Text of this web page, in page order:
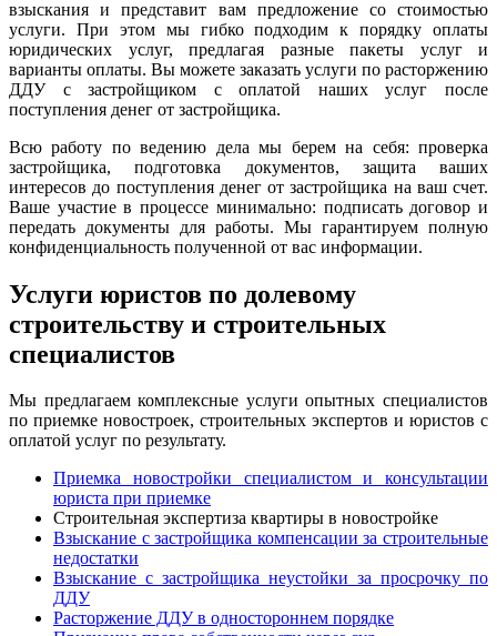
взыскания и представит вам предложение со стоимостью
услуги. При этом мы гибко подходим к порядку оплаты
юридических услуг, предлагая разные пакеты услуг и
варианты оплаты. Вы можете заказать услуги по расторжению
ДДУ с застройщиком с оплатой наших услуг после
поступления денег от застройщика.
Всю работу по ведению дела мы берем на себя: проверка
застройщика, подготовка документов, защита ваших
интересов до поступления денег от застройщика на ваш счет.
Ваше участие в процессе минимально: подписать договор и
передать документы для работы. Мы гарантируем полную
конфиденциальность полученной от вас информации.
Услуги юристов по долевому
строительству и строительных
специалистов
Мы предлагаем комплексные услуги опытных специалистов
по приемке новостроек, строительных экспертов и юристов с
оплатой услуг по результату.
Приемка новостройки специалистом и консультации
юриста при приемке
Строительная экспертиза квартиры в новостройке
Взыскание с застройщика компенсации за строительные
недостатки
Взыскание с застройщика неустойки за просрочку по
ДДУ
Расторжение ДДУ в одностороннем порядке